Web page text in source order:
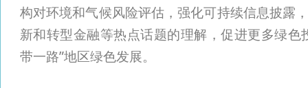
构对环境和气候风险评估，强化可持续信息披露
新和转型金融等热点话题的理解，促进更多绿色
带一路”地区绿色发展。